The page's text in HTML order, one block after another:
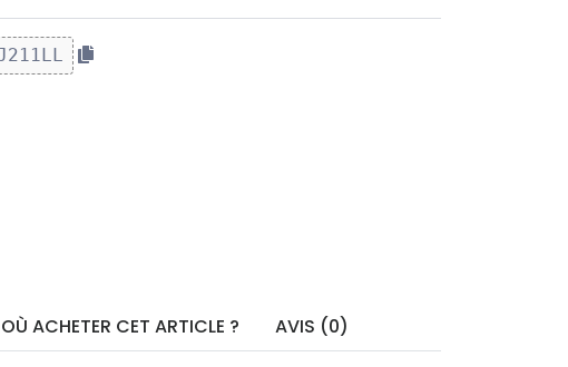
OÙ ACHETER CET ARTICLE ? AVIS (0)